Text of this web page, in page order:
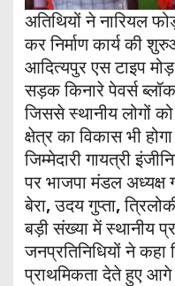
अतिथियों ने नारियल
कर निर्माण कार्य की
आदित्यपुर एस टाइप
सड़क किनारे पेवर्स
जिससे स्थानीय लोगों
क्षेत्र का विकास भी
जिम्मेदारी गायत्री
पर भाजपा मंडल अध्यक्ष
बेरा, उदय गुप्ता,
बड़ी संख्या में स्थानीय
जनप्रतिनिधियों ने कहा
प्राथमिकता देते हुए आगे